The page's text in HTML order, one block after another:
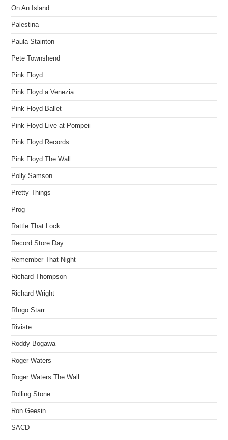
On An Island
Palestina
Paula Stainton
Pete Townshend
Pink Floyd
Pink Floyd a Venezia
Pink Floyd Ballet
Pink Floyd Live at Pompeii
Pink Floyd Records
Pink Floyd The Wall
Polly Samson
Pretty Things
Prog
Rattle That Lock
Record Store Day
Remember That Night
Richard Thompson
Richard Wright
RIngo Starr
Riviste
Roddy Bogawa
Roger Waters
Roger Waters The Wall
Rolling Stone
Ron Geesin
SACD